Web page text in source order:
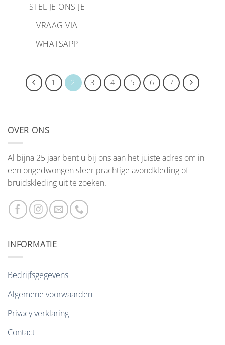
STEL JE ONS JE
VRAAG VIA
WHATSAPP
1 2 3 4 5 6 7
OVER ONS
Al bijna 25 jaar bent u bij ons aan het juiste adres om in
een ongedwongen sfeer prachtige avondkleding of
bruidskleding uit te zoeken.
INFORMATIE
Bedrijfsgegevens
Algemene voorwaarden
Privacy verklaring
Contact